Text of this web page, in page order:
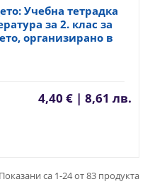
Учебна тетрадка
за 2. клас за
организирано в
4,40 € | 8,61 лв.
Показани са 1-24 от 83 продукта